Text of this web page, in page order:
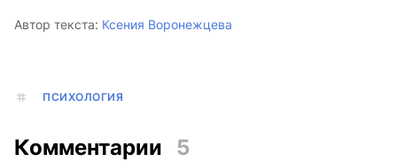
Автор текста: Ксения Воронежцева
ПСИХОЛОГИЯ
Комментарии 5